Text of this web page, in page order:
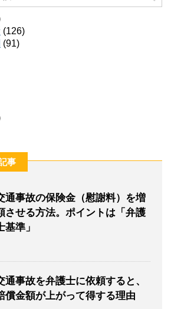
(126)
(91)
事
通事故の保険金（慰謝料）を増
させる方法。ポイントは「弁護
基準」
通事故を弁護士に依頼すると、
償金額が上がって得する理由